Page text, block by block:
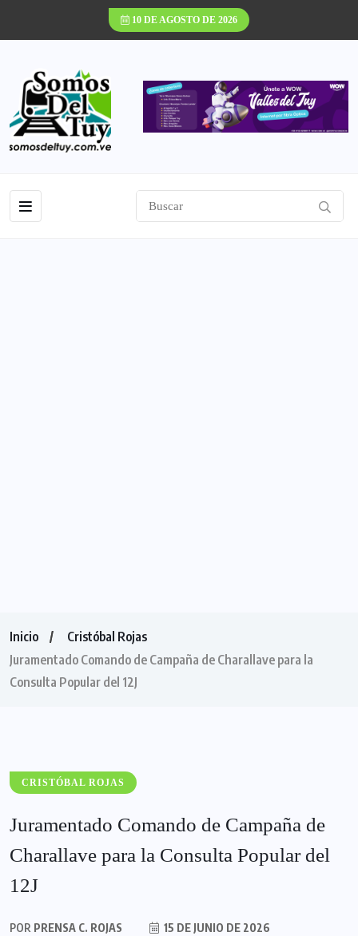
10 DE AGOSTO DE 2026
Inicio
Cristóbal Rojas
Juramentado Comando de Campaña de Charallave para la
Consulta Popular del 12J
CRISTÓBAL ROJAS
Juramentado Comando de Campaña de
Charallave para la Consulta Popular del
12J
POR PRENSA C. ROJAS
15 DE JUNIO DE 2026